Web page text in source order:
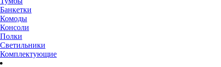
Банкетки
Комоды
Консоли
Полки
Светильники
Комплектующие